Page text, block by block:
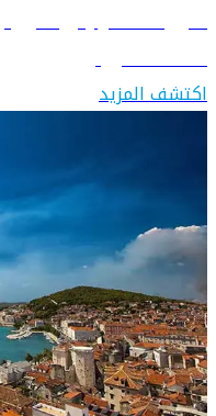
دليل السفر إلى صربيا
اكتشف صربيا
اكتشف المزيد